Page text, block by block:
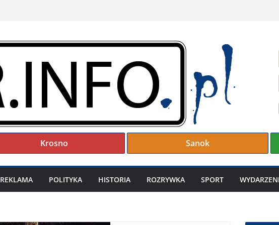
Krosno Sanok
REKLAMA POLITYKA HISTORIA ROZRYWKA SPORT